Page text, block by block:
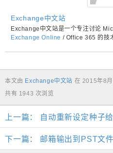
Exchange中文站
Exchange中文站是一个专注讨论
Exchange Online / Office 365 的技
本文由 Exchange中文站 在 2015年8月
共有 1943 次浏览
上一篇： 自动重新设定种子
下一篇： 邮箱输出到PST文件